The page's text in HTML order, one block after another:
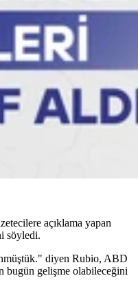
açıklama yapan
söyledi.
diyen Rubio, ABD
bugün gelişme olabileceğini